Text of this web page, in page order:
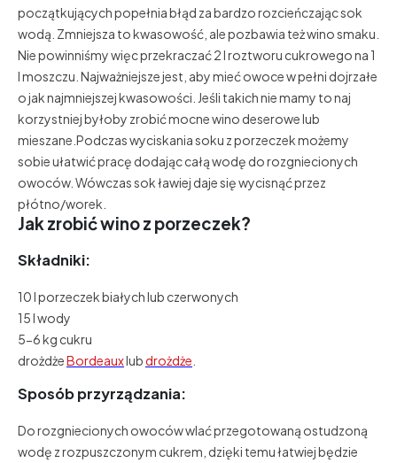
początkujących popełnia błąd za bardzo rozcieńczając sok
wodą. Zmniejsza to kwasowość, ale pozbawia też wino smaku.
Nie powinniśmy więc przekraczać 2 l roztworu cukrowego na 1
l moszczu. Najważniejsze jest, aby mieć owoce w pełni dojrzałe
o jak najmniejszej kwasowości. Jeśli takich nie mamy to naj
korzystniej byłoby zrobić mocne wino deserowe lub
mieszane.Podczas wyciskania soku z porzeczek możemy
sobie ułatwić pracę dodając całą wodę do rozgniecionych
owoców. Wówczas sok ławiej daje się wycisnąć przez
płótno/worek.
Jak zrobić wino z porzeczek?
Składniki:
10 l porzeczek białych lub czerwonych
15 l wody
5-6 kg cukru
drożdżeBordeauxlubdrożdże
Sposób przyrządzania:
Do rozgniecionych owoców wlać przegotowaną ostudzoną
wodę z rozpuszczonym cukrem, dzięki temu łatwiej będzie